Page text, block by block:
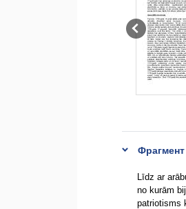
Līdz ar
no kurām
patriotisms